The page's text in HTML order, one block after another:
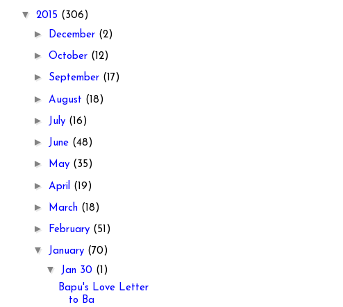
▼ 2015 (306)
► December (2)
► October (12)
► September (17)
► August (18)
► July (16)
► June (48)
► May (35)
► April (19)
► March (18)
► February (51)
▼ January (70)
▼ Jan 30 (1)
Bapu's Love Letter
to Ba